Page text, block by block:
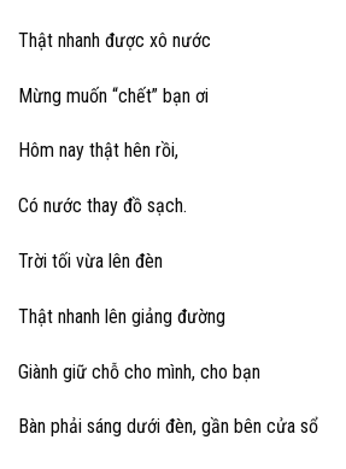
Thật nhanh được xô nước
Mừng muốn “chết” bạn ơi
Hôm nay thật hên rồi,
Có nước thay đồ sạch.
Trời tối vừa lên đèn
Thật nhanh lên giảng đường
Giành giữ chỗ cho mình, cho bạn
Bàn phải sáng dưới đèn, gần bên cửa sổ